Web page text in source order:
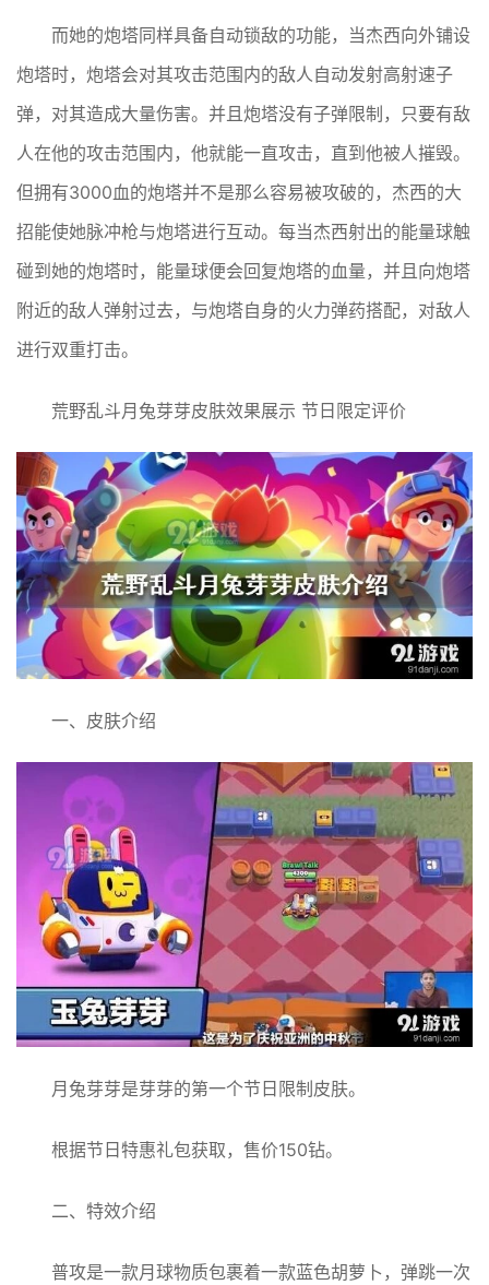
而她的炮塔同样具备自动锁敌的功能，当杰西向外铺设
炮塔时，炮塔会对其攻击范围内的敌人自动发射高射速子
弹，对其造成大量伤害。并且炮塔没有子弹限制，只要有敌
人在他的攻击范围内，他就能一直攻击，直到他被人摧毁。
但拥有3000血的炮塔并不是那么容易被攻破的，杰西的大
招能使她脉冲枪与炮塔进行互动。每当杰西射出的能量球触
碰到她的炮塔时，能量球便会回复炮塔的血量，并且向炮塔
附近的敌人弹射过去，与炮塔自身的火力弹药搭配，对敌人
进行双重打击。
荒野乱斗月兔芽芽皮肤效果展示 节日限定评价
一、皮肤介绍
月兔芽芽是芽芽的第一个节日限制皮肤。
根据节日特惠礼包获取，售价150钻。
二、特效介绍
普攻是一款月球物质包裹着一款蓝色胡萝卜，弹跳一次